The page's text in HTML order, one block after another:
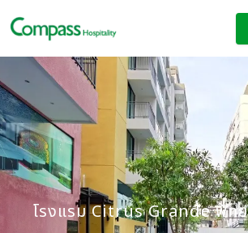
โรงแรม Citrus Grande พัท